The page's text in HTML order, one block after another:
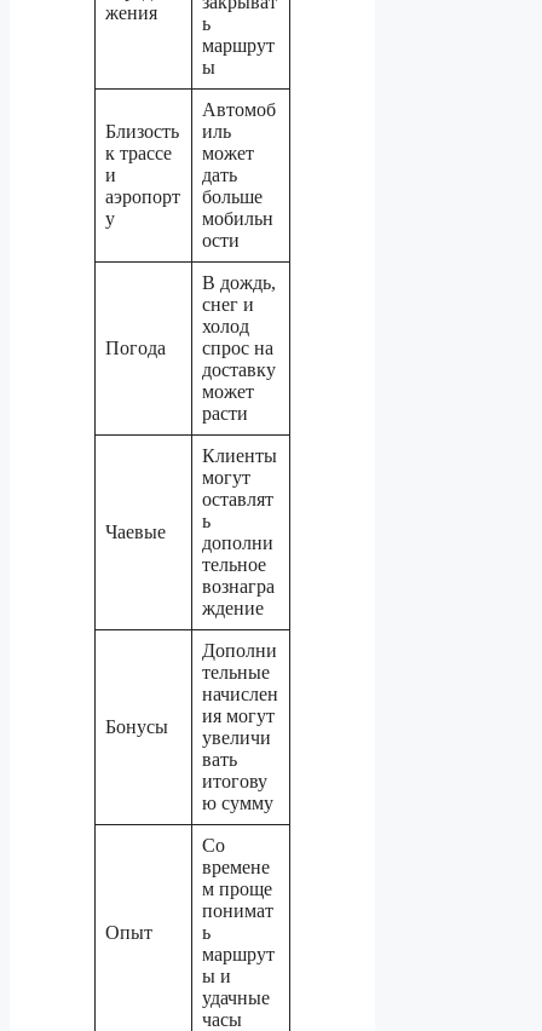
жения
ь
маршрут
ы
Близость
к трассе
и
аэропорт
у
Автомоб
иль
может
дать
больше
мобильн
ости
Погода
В дождь,
снег и
холод
спрос на
доставку
может
расти
Чаевые
Клиенты
могут
оставлят
ь
дополни
тельное
вознагра
ждение
Бонусы
Дополни
тельные
начислен
ия могут
увеличи
вать
итогову
ю сумму
Опыт
Со
времене
м проще
понимат
ь
маршрут
ы и
удачные
часы